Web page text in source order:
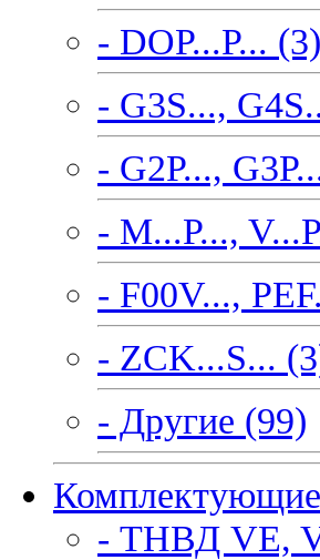
- DOP...P... (3)
- G3S...,
- G2P...,
- M...P...,
- F00V...,
- ZCK...S...
- Другие (99)
- ТНВД VE,